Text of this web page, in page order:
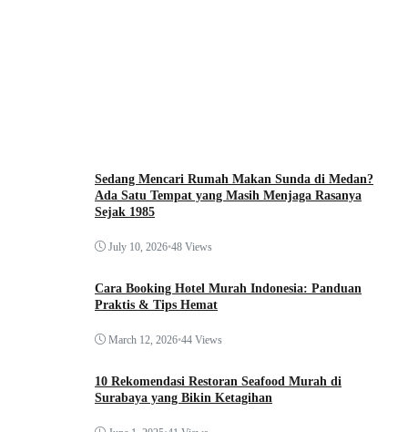
Sedang Mencari Rumah Makan Sunda di Medan?
Ada Satu Tempat yang Masih Menjaga Rasanya
Sejak 1985
July 10, 2026•48 Views
Cara Booking Hotel Murah Indonesia: Panduan
Praktis & Tips Hemat
March 12, 2026•44 Views
10 Rekomendasi Restoran Seafood Murah di
Surabaya yang Bikin Ketagihan